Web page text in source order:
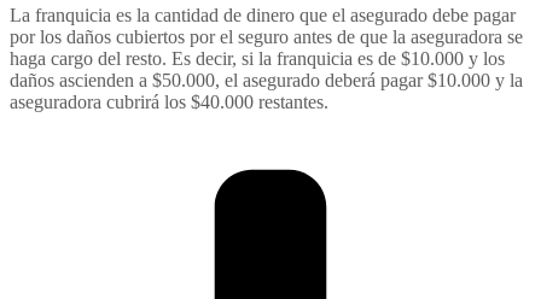
La franquicia es la cantidad de dinero que el asegurado debe pagar
por los daños cubiertos por el seguro antes de que la aseguradora se
haga cargo del resto. Es decir, si la franquicia es de $10.000 y los
daños ascienden a $50.000, el asegurado deberá pagar $10.000 y la
aseguradora cubrirá los $40.000 restantes.